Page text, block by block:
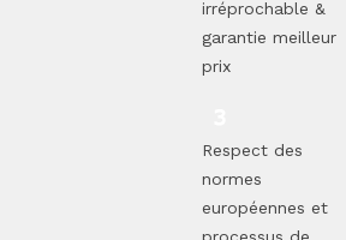
irréprochable &
garantie meilleur
prix
Respect des
normes
européennes et